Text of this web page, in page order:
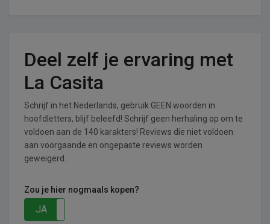
Deel zelf je ervaring met
La Casita
Schrijf in het Nederlands, gebruik GEEN woorden in
hoofdletters, blijf beleefd! Schrijf geen herhaling op om te
voldoen aan de 140 karakters! Reviews die niet voldoen
aan voorgaande en ongepaste reviews worden
geweigerd.
Zou je hier nogmaals kopen?
JA